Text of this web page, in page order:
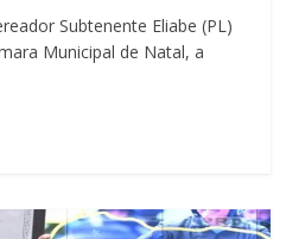
Subtenente Eliabe (PL)
Municipal de Natal, a